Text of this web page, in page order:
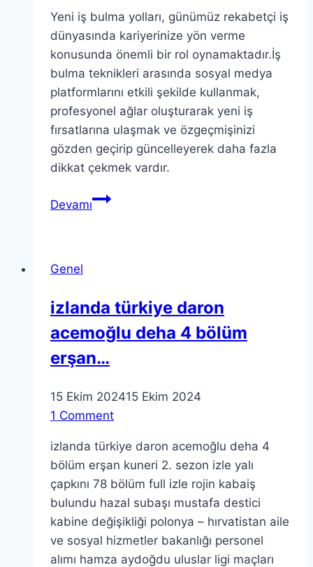
Yeni iş bulma yolları, günümüz rekabetçi iş
dünyasında kariyerinize yön verme
konusunda önemli bir rol oynamaktadır.İş
bulma teknikleri arasında sosyal medya
platformlarını etkili şekilde kullanmak,
profesyonel ağlar oluşturarak yeni iş
fırsatlarına ulaşmak ve özgeçmişinizi
gözden geçirip güncelleyerek daha fazla
dikkat çekmek vardır.
DevamıYeni
İçin
İpuçları
Genel
izlanda türkiye daron
acemoğlu deha 4 bölüm
erşan…
15 Ekim 202415 Ekim 2024
1 Comment
izlanda türkiye daron acemoğlu deha 4
bölüm erşan kuneri 2. sezon izle yalı
çapkını 78 bölüm full izle rojin kabaiş
bulundu hazal subaşı mustafa destici
kabine değişikliği polonya – hırvatistan aile
ve sosyal hizmetler bakanlığı personel
alımı hamza aydoğdu uluslar ligi maçları